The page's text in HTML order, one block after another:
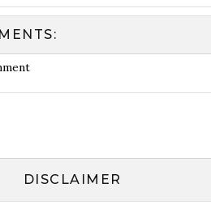
DISCLAIMER